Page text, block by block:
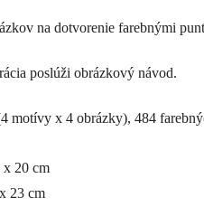
na dotvorenie farebnými
poslúži obrázkový návod.
motívy x 4 obrázky), 484
x 20 cm
23 cm